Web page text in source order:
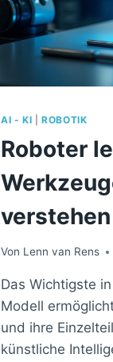
AI - KI |ROBOTIK
Roboter
verstehen
Von Lenn van Rens
Das Wichtigste
Modell
und ihre
künstliche